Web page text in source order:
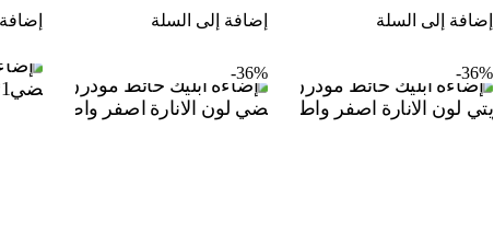
إضافة إلى السلة
إضافة إلى السلة
36%-
36%-